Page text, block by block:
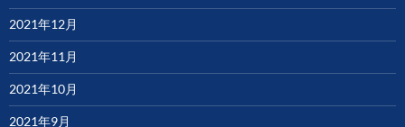
2021年12月
2021年11月
2021年10月
2021年9月